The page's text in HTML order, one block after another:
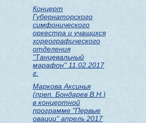
Концерт
Губернаторского
симфонического
оркестра и учащихся
хореографического
отделения
"Танцевальный
марафон" 11.02.2017
г.
Маркова Аксинья
(преп. Бондарев В.Н.)
в концертной
программе "Первые
овации" апрель 2017